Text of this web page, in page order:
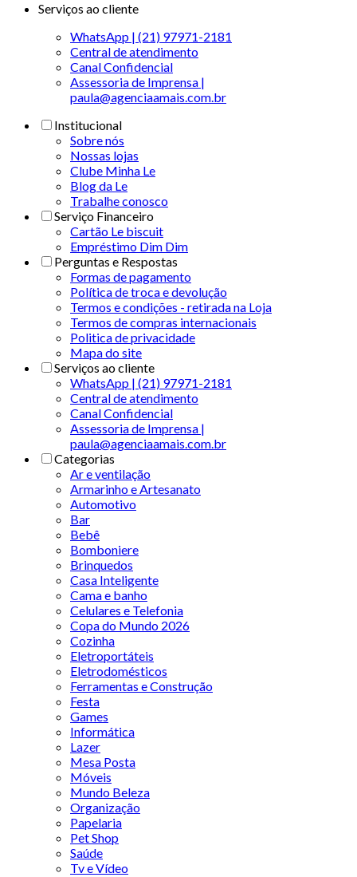
Serviços ao cliente
WhatsApp | (21) 97971-2181
Central de atendimento
Canal Confidencial
Assessoria de Imprensa |
paula@agenciaamais.com.br
Institucional
Sobre nós
Nossas lojas
Clube Minha Le
Blog da Le
Trabalhe conosco
Serviço Financeiro
Cartão Le biscuit
Empréstimo Dim Dim
Perguntas e Respostas
Formas de pagamento
Política de troca e devolução
Termos e condições - retirada na Loja
Termos de compras internacionais
Politica de privacidade
Mapa do site
Serviços ao cliente
WhatsApp | (21) 97971-2181
Central de atendimento
Canal Confidencial
Assessoria de Imprensa |
paula@agenciaamais.com.br
Categorias
Ar e ventilação
Armarinho e Artesanato
Automotivo
Bar
Bebê
Bomboniere
Brinquedos
Casa Inteligente
Cama e banho
Celulares e Telefonia
Copa do Mundo 2026
Cozinha
Eletroportáteis
Eletrodomésticos
Ferramentas e Construção
Festa
Games
Informática
Lazer
Mesa Posta
Móveis
Mundo Beleza
Organização
Papelaria
Pet Shop
Saúde
Tv e Vídeo